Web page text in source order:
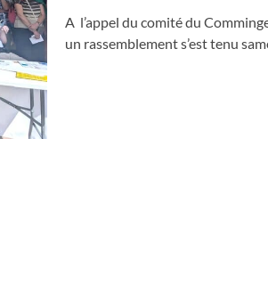
A l’appel du comité du
un rassemblement s’est tenu